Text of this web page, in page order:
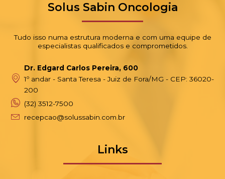
Solus Sabin Oncologia
Tudo isso numa estrutura moderna e com uma equipe de
especialistas qualificados e comprometidos.
Dr. Edgard Carlos Pereira, 600
1º andar - Santa Teresa - Juiz de Fora/MG - CEP: 36020-
200
(32) 3512-7500
recepcao@solussabin.com.br
Links